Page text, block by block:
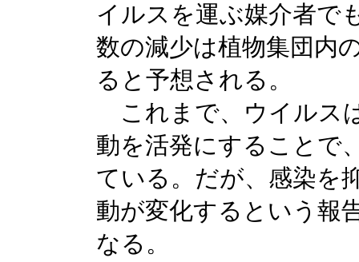
イルスを運ぶ媒介者で
数の減少は植物集団内
ると予想される。
これまで、ウイルス
動を活発にすることで
ている。だが、感染を
動が変化するという報
なる。